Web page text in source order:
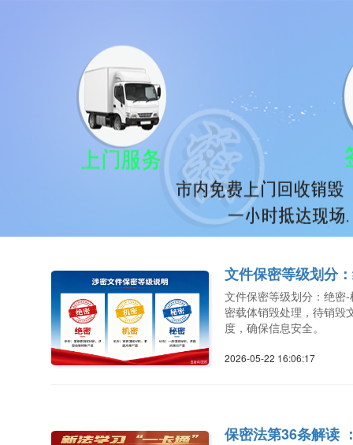
文件保密等级划分
文件保密等级划分：绝密
密载体销毁处理，待销毁
度，确保信息安全。
2026-05-22 16:06:17
保密法第36条解读